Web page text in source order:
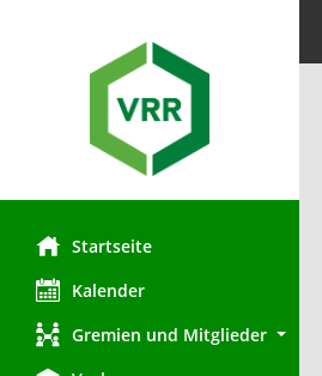
Startseite
Kalender
Gremien und Mitglieder